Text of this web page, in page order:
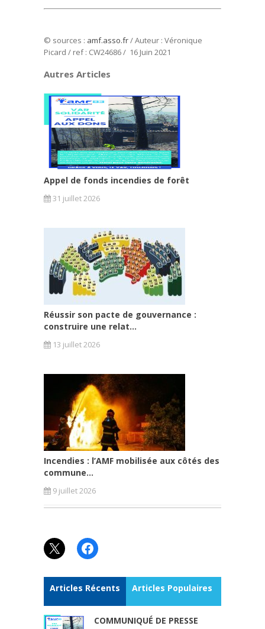
© sources : amf.asso.fr/ Auteur : Véronique
Picard / ref : CW24686 / 16 Juin 2021
Autres Articles
Appel de fonds incendies de forêt
31 juillet 2026
Réussir son pacte de gouvernance :
construire une relat...
13 juillet 2026
Incendies : l’AMF mobilisée aux côtés des
commune...
9 juillet 2026
X Facebook
Articles Récents Articles Populaires
COMMUNIQUÉ DE PRESSE